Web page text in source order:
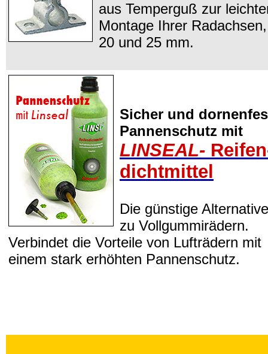
aus Temperguß zur
Montage Ihrer
20 und 25 mm.
Sicher und
Pannenschutz mit
LINSEAL-
dicht­mittel
Die günstige Alternative
zu Vollgummirädern.
Verbindet die Vorteile von Lufträdern mit
einem stark erhöhten Pannenschutz.